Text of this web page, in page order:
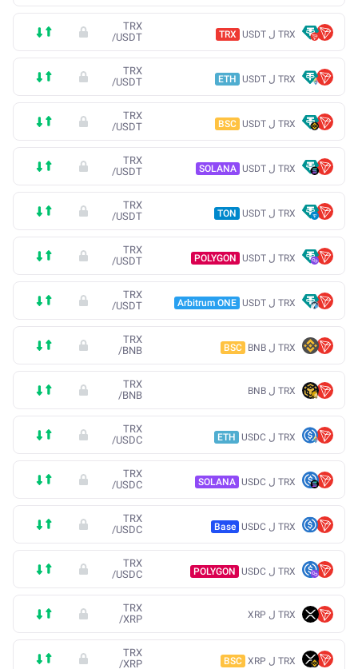
TRX ل USDT TRX
TRX
/USDT
TRX ل USDT ETH
TRX
/USDT
TRX ل USDT BSC
TRX
/USDT
TRX ل USDT SOLANA
TRX
/USDT
TRX ل USDT TON
TRX
/USDT
TRX ل USDT POLYGON
TRX
/USDT
TRX ل USDT Arbitrum ONE
TRX
/USDT
TRX ل BNB BSC
TRX
/BNB
TRX ل BNB
TRX
/BNB
TRX ل USDC ETH
TRX
/USDC
TRX ل USDC SOLANA
TRX
/USDC
TRX ل USDC Base
TRX
/USDC
TRX ل USDC POLYGON
TRX
/USDC
TRX ل XRP
TRX
/XRP
TRX ل XRP BSC
TRX
/XRP